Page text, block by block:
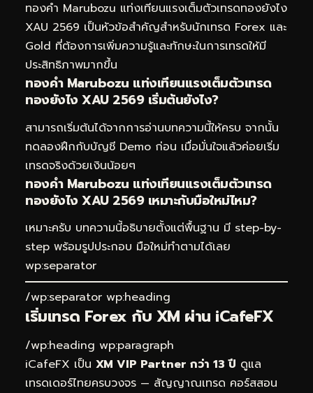
ทองคำ Marubozu แท่งเทียนแรงเต็มตัวเทรดทองยังไง
XAU 2569 เป็นหัวข้อสำคัญสำหรับนักเทรด Forex และ
Gold ที่ต้องการเพิ่มความรู้และทักษะในการเทรดให้มี
ประสิทธิภาพมากขึ้น
ทองคำ Marubozu แท่งเทียนแรงเต็มตัวเทรด
ทองยังไง XAU 2569 เริ่มต้นยังไง?
สามารถเริ่มต้นได้จากการอ่านบทความนี้ให้ครบ จากนั้น
ทดลองฝึกกับบัญชี Demo ก่อน เมื่อมั่นใจแล้วค่อยเริ่ม
เทรดจริงด้วยเงินน้อยๆ
ทองคำ Marubozu แท่งเทียนแรงเต็มตัวเทรด
ทองยังไง XAU 2569 เหมาะกับมือใหม่ไหม?
เหมาะครับ บทความนี้อธิบายตั้งแต่พื้นฐาน มี step-by-
step พร้อมรูปประกอบ มือใหม่ทำตามได้เลย
wp:separator
/wp:separator wp:heading
เริ่มเทรด Forex กับ XM ผ่าน iCafeFX
/wp:heading wp:paragraph
iCafeFX เป็น XM VIP Partner กว่า 13 ปี ดูแล
เทรดเดอร์ไทยครบวงจร — สัญญาณเทรด คอร์สสอน